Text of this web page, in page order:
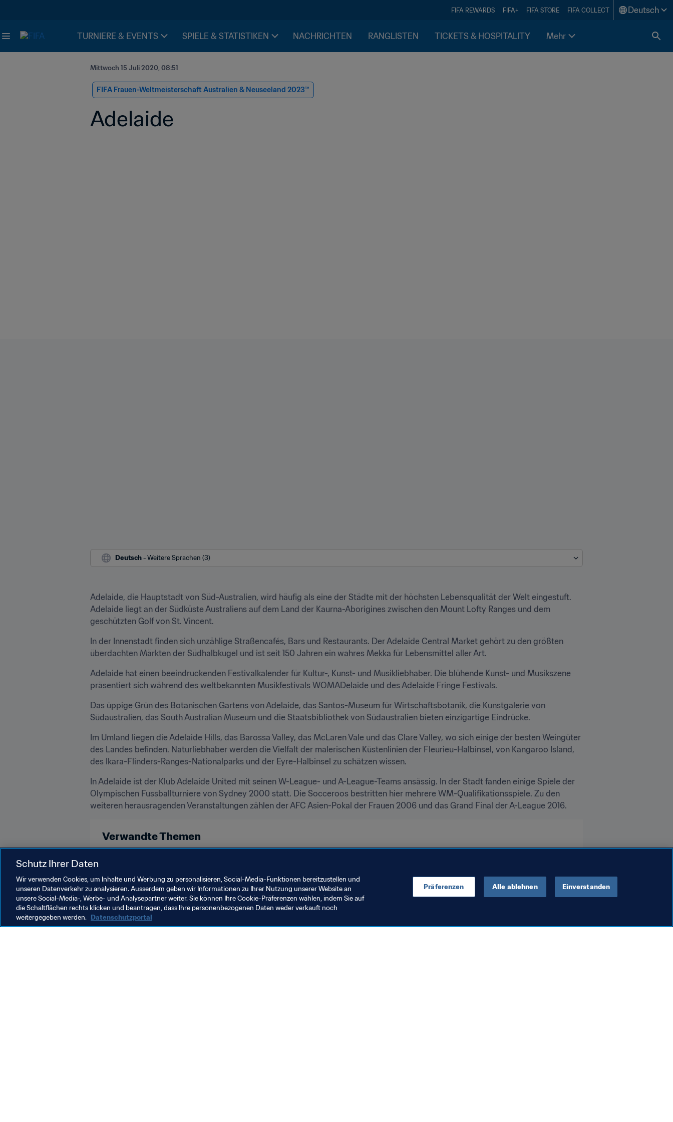
FIFA REWARDS FIFA+ FIFA STORE FIFA COLLECT Deutsch
TURNIERE & EVENTS SPIELE & STATISTIKEN NACHRICHTEN RANGLISTEN TICKETS & HOSPITALITY Mehr
Mittwoch 15 Juli 2020, 08:51
FIFA Frauen-Weltmeisterschaft Australien & Neuseeland 2023™
Adelaide
Deutsch - Weitere Sprachen (3)
Adelaide, die Hauptstadt von Süd-Australien, wird häufig als eine der Städte mit der höchsten Lebensqualität der Welt eingestuft.
Adelaide liegt an der Südküste Australiens auf dem Land der Kaurna-Aborigines zwischen den Mount Lofty Ranges und dem
geschützten Golf von St. Vincent.
In der Innenstadt finden sich unzählige Straßencafés, Bars und Restaurants. Der Adelaide Central Market gehört zu den größten
überdachten Märkten der Südhalbkugel und ist seit 150 Jahren ein wahres Mekka für Lebensmittel aller Art.
Adelaide hat einen beeindruckenden Festivalkalender für Kultur-, Kunst- und Musikliebhaber. Die blühende Kunst- und Musikszene
präsentiert sich während des weltbekannten Musikfestivals WOMADelaide und des Adelaide Fringe Festivals.
Das üppige Grün des Botanischen Gartens von Adelaide, das Santos-Museum für Wirtschaftsbotanik, die Kunstgalerie von
Südaustralien, das South Australian Museum und die Staatsbibliothek von Südaustralien bieten einzigartige Eindrücke.
Im Umland liegen die Adelaide Hills, das Barossa Valley, das McLaren Vale und das Clare Valley, wo sich einige der besten Weingüter
des Landes befinden. Naturliebhaber werden die Vielfalt der malerischen Küstenlinien der Fleurieu-Halbinsel, von Kangaroo Island,
des Ikara-Flinders-Ranges-Nationalparks und der Eyre-Halbinsel zu schätzen wissen.
In Adelaide ist der Klub Adelaide United mit seinen W-League- und A-League-Teams ansässig. In der Stadt fanden einige Spiele der
Olympischen Fussballturniere von Sydney 2000 statt. Die Socceroos bestritten hier mehrere WM-Qualifikationsspiele. Zu den
weiteren herausragenden Veranstaltungen zählen der AFC Asien-Pokal der Frauen 2006 und das Grand Final der A-League 2016.
Verwandte Themen
Schutz Ihrer Daten
Wir verwenden Cookies, um Inhalte und Werbung zu personalisieren, Social-Media-Funktionen bereitzustellen und
unseren Datenverkehr zu analysieren. Ausserdem geben wir Informationen zu Ihrer Nutzung unserer Website an
unsere Social-Media-, Werbe- und Analysepartner weiter. Sie können Ihre Cookie-Präferenzen wählen, indem Sie auf
die Schaltflächen rechts klicken und beantragen, dass Ihre personenbezogenen Daten weder verkauft noch
weitergegeben werden. Datenschutzportal
Präferenzen Alle ablehnen Einverstanden